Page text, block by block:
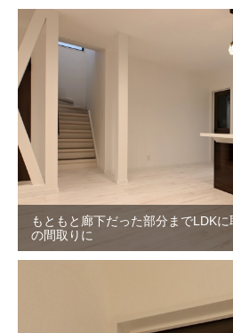
もともと廊下だった部分までLDK
の間取りに